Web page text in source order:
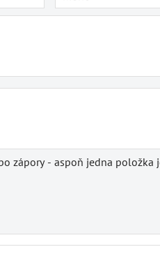
zápory - aspoň jedna položka